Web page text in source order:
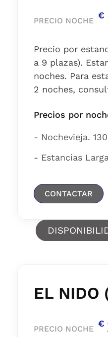
PRECIO NOCHE
€
Precio por
a 9 plazas).
noches. Para
2 noches,
Precios por
- Nochevieja.
- Estancias
CONTACTAR
EL NIDO
PRECIO NOCHE
€